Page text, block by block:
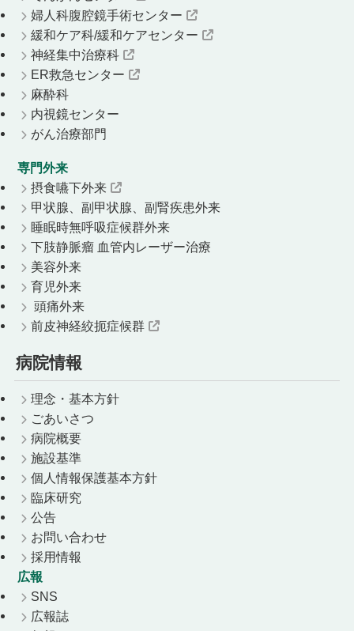
婦人科腹腔鏡手術センター
緩和ケア科/緩和ケアセンター
神経集中治療科
ER救急センター
麻酔科
内視鏡センター
がん治療部門
専門外来
摂食嚥下外来
甲状腺、副甲状腺、副腎疾患外来
睡眠時無呼吸症候群外来
下肢静脈瘤 血管内レーザー治療
美容外来
育児外来
頭痛外来
前皮神経絞扼症候群
病院情報
理念・基本方針
ごあいさつ
病院概要
施設基準
個人情報保護基本方針
臨床研究
公告
お問い合わせ
採用情報
広報
SNS
広報誌